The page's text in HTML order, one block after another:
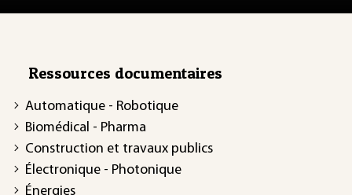
Ressources documentaires
Automatique - Robotique
Biomédical - Pharma
Construction et travaux publics
Électronique - Photonique
Énergies